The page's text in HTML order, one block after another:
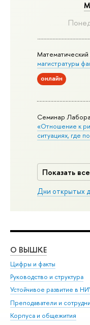
магистратуры
онлайн
Семинар
«Отношение к
ситуациях, где
Показать все
Дни открытых
О ВЫШКЕ
Цифры и факты
Руководство и структура
Устойчивое развитие в
Преподаватели и
Корпуса и общежития